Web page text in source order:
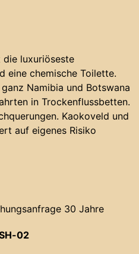
die luxuriöseste
eine chemische Toilette.
Namibia und Botswana
in Trockenflussbetten.
Kaokoveld und
auf eigenes Risiko
30 Jahre
02